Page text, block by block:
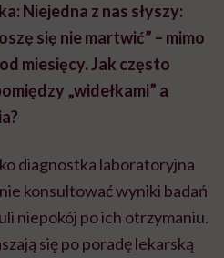
Niejedna z nas słyszy:
się nie martwić” – mimo
miesięcy. Jak często
„widełkami” a
diagnostka laboratoryjna
konsultować wyniki badań
niepokój po ich otrzymaniu.
się po poradę lekarską